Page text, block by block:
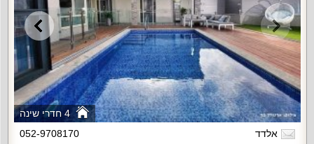
4 חדרי שינה
אלדד
052-9708170